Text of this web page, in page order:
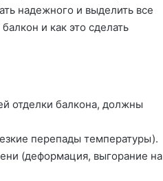
надежного и выделить все
и как это сделать
отделки балкона, должны
перепады температуры).
(деформация, выгорание на